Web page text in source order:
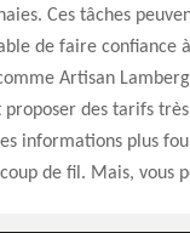
Ces tâches
de faire confiance
Artisan
des tarifs
informations plus
coup de fil. Mais, vous